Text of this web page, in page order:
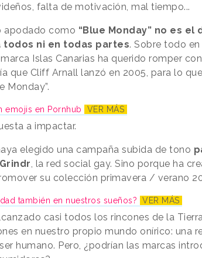
falta de motivación, mal tiempo...
apodado como “Blue Monday” no es el
ni en todas partes. Sobre todo
Islas Canarias ha querido romper
que Cliff Arnall lanzó en 2005, para lo
Monday”.
emojis en Pornhub VER MÁS
a impactar.
elegido una campaña subida de tono
, la red social gay. Sino porque ha
su colección primavera / verano
también en nuestros sueños? VER MÁS
casi todos los rincones de la
en nuestro propio mundo onírico: una
humano. Pero, ¿podrían las marcas